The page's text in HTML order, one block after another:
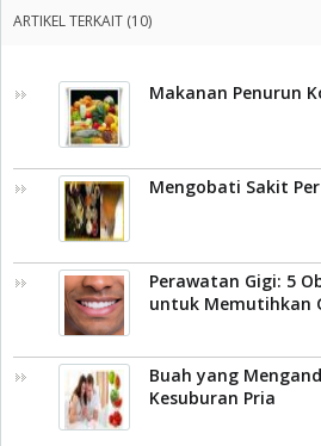
ARTIKEL TERKAIT (10)
Makanan Penurun
Mengobati Sakit
Perawatan Gigi: 5
untuk Memutihkan
Buah yang
Kesuburan Pria